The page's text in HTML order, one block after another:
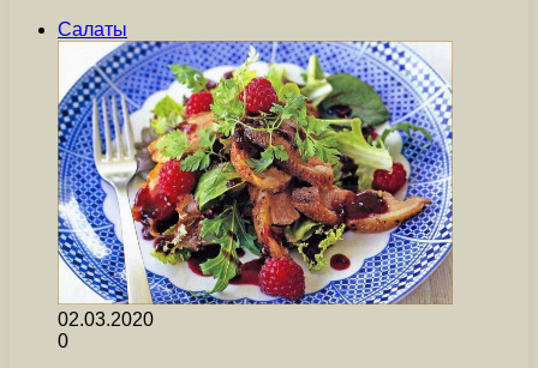
Салаты
02.03.2020
0